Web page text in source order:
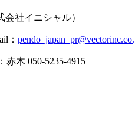
会社イニシャル）
：
木 050-5235-4915